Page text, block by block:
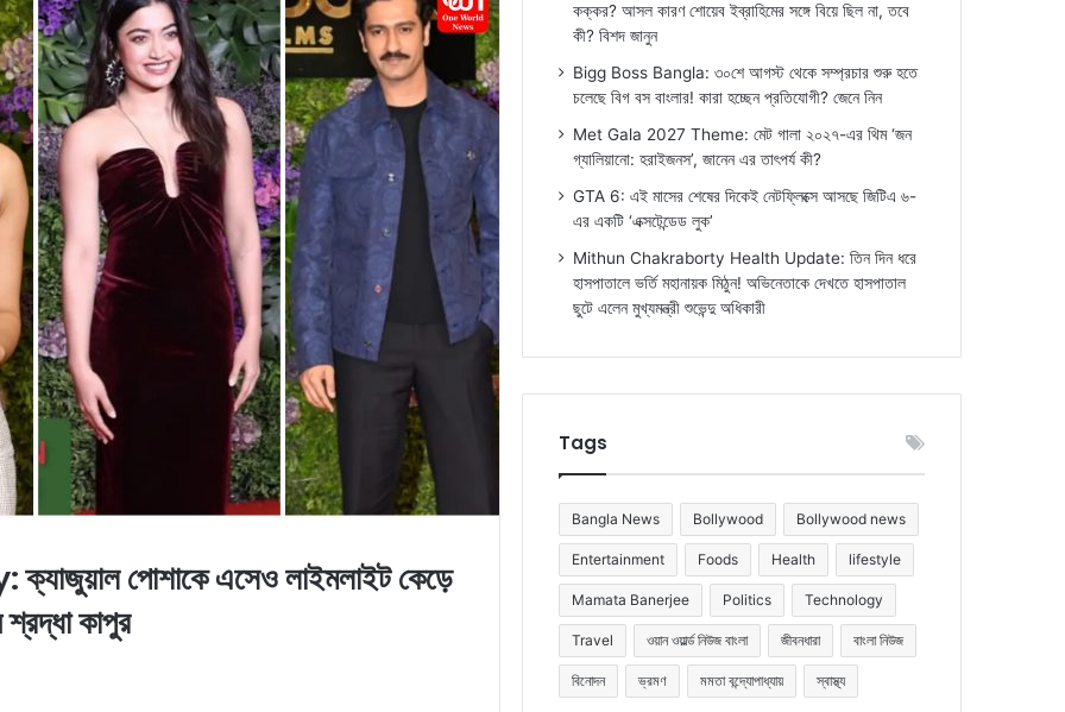
পোশাকে এসেও লাইমলাইট কেড়ে
শ্রদ্ধা কাপুর
কক্কর? আসল কারণ শোয়েব ইব্রাহিমের সঙ্গে বিয়ে ছিল না, তবে
কী? বিশদ জানুন
Bigg Boss Bangla: ৩০শে আগস্ট থেকে সম্প্রচার শুরু হতে
চলেছে বিগ বস বাংলার! কারা হচ্ছেন প্রতিযোগী? জেনে নিন
Met Gala 2027 Theme: মেট গালা ২০২৭-এর থিম ‘জন
গ্যালিয়ানো: হরাইজনস’, জানেন এর তাৎপর্য কী?
GTA 6: এই মাসের শেষের দিকেই নেটফ্লিক্সে আসছে জিটিএ ৬-
এর একটি ‘এক্সটেন্ডেড লুক’
Mithun Chakraborty Health Update: তিন দিন ধরে
হাসপাতালে ভর্তি মহানায়ক মিঠুন! অভিনেতাকে দেখতে হাসপাতাল
ছুটে এলেন মুখ্যমন্ত্রী শুভেন্দু অধিকারী
Tags
Bangla News Bollywood Bollywood news
Entertainment Foods Health lifestyle
Mamata Banerjee Politics Technology
Travel ওয়ান ওয়ার্ল্ড নিউজ বাংলা জীবনধারা বাংলা নিউজ
বিনোদন ভ্রমণ মমতা বন্দ্যোপাধ্যায় স্বাস্থ্য